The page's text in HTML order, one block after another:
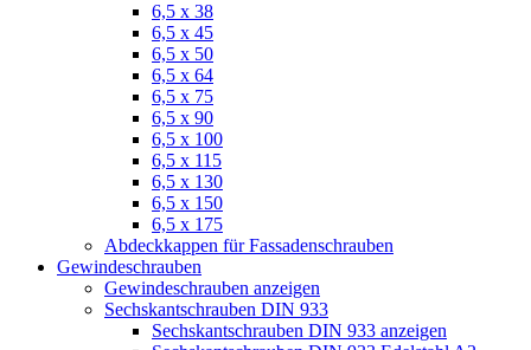
6,5 x 38
6,5 x 45
6,5 x 50
6,5 x 64
6,5 x 75
6,5 x 90
6,5 x 100
6,5 x 115
6,5 x 130
6,5 x 150
6,5 x 175
Abdeckkappen für Fassadenschrauben
Gewindeschrauben
Gewindeschrauben anzeigen
Sechskantschrauben DIN 933
Sechskantschrauben DIN 933 anzeigen